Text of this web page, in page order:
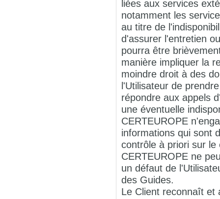
liées aux services
notamment les
au titre de
d'assurer l'entretien
pourra être
manière impliquer la
moindre droit à des
l'Utilisateur de
répondre aux appels
une éventuelle
CERTEUROPE
informations qui sont
contrôle à priori sur
CERTEUROPE ne
un défaut de
des Guides.
Le Client reconnaît et